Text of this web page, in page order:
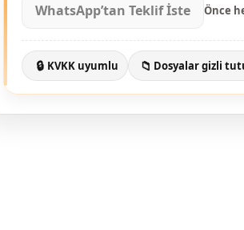
WhatsApp’tan Teklif İste Önce
🔒 KVKK uyumlu 📁 Dosyalar gizli